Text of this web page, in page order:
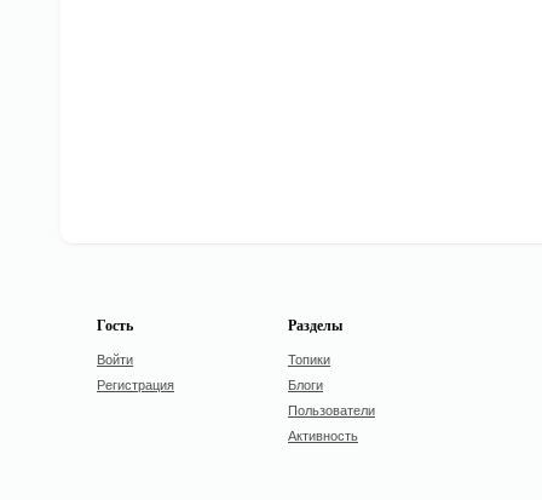
Гость
Войти
Регистрация
Разделы
Топики
Блоги
Пользователи
Активность